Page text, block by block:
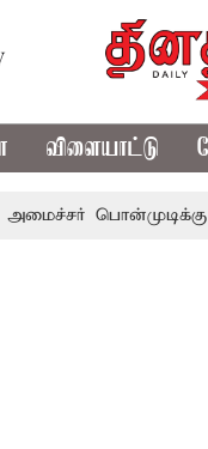
விளையாட்டு
சென்னை